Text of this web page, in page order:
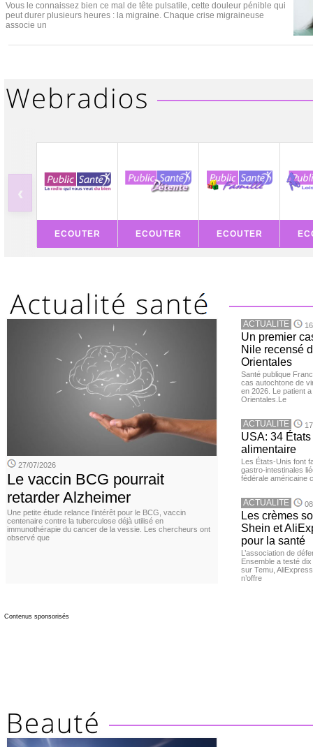
Vous le connaissez bien ce mal de tête pulsatile, cette douleur pénible qui
peut durer plusieurs heures : la migraine. Chaque crise migraineuse
associe un
‹
ECOUTER ECOUTER ECOUTER
27/07/2026
Le vaccin BCG pourrait
retarder Alzheimer
Une petite étude relance l’intérêt pour le BCG, vaccin
centenaire contre la tuberculose déjà utilisé en
immunothérapie du cancer de la vessie. Les chercheurs ont
observé que
ACTUALITE
Un premier
Nile recensé
Orientales
Santé publique
cas autochtone de
en 2026. Le patient
Orientales.Le
ACTUALITE
USA: 34
alimentaire
Les États-Unis font
gastro-intestinales
fédérale américaine
ACTUALITE
Les crèmes
Shein et
pour la santé
L’association de
Ensemble a testé
sur Temu,
n’offre
Contenus sponsorisés